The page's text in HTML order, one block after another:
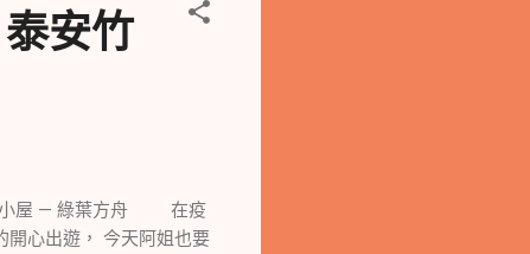
安竹
也小屋 — 綠葉方舟 在疫
開心出遊， 今天阿姐也要